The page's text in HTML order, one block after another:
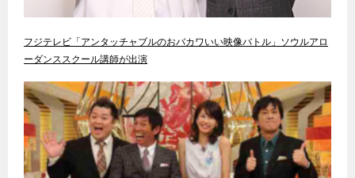
フジテレビ「アンタッチャブルのおバカワいい映像バトル」ソウルアロ
ーダンススクール講師が出演